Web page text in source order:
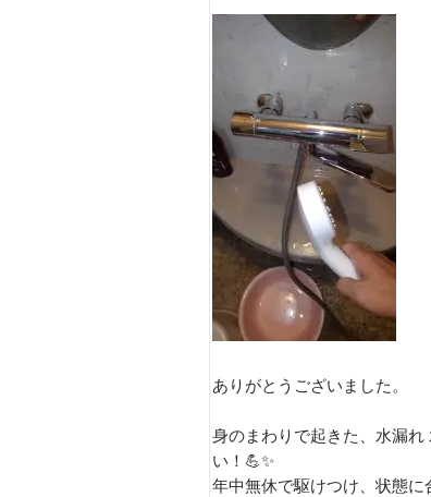
ありがとうございました。
身のまわりで起きた、水漏
い！💪✨
年中無休で駆けつけ、状態